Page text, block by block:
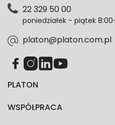
każdym czasie.
zgodność z prawem
PLATON
WSPÓŁPRACA
22 329 50 00
poniedziałek - piątek
platon@platon.com.pl